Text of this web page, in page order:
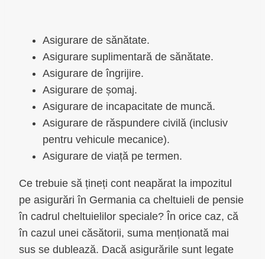
Asigurare de sănătate.
Asigurare suplimentară de sănătate.
Asigurare de îngrijire.
Asigurare de șomaj.
Asigurare de incapacitate de muncă.
Asigurare de răspundere civilă (inclusiv
pentru vehicule mecanice).
Asigurare de viață pe termen.
Ce trebuie să țineți cont neapărat la impozitul
pe asigurări în Germania ca cheltuieli de pensie
în cadrul cheltuielilor speciale? În orice caz, că
în cazul unei căsătorii, suma menționată mai
sus se dublează. Dacă asigurările sunt legate